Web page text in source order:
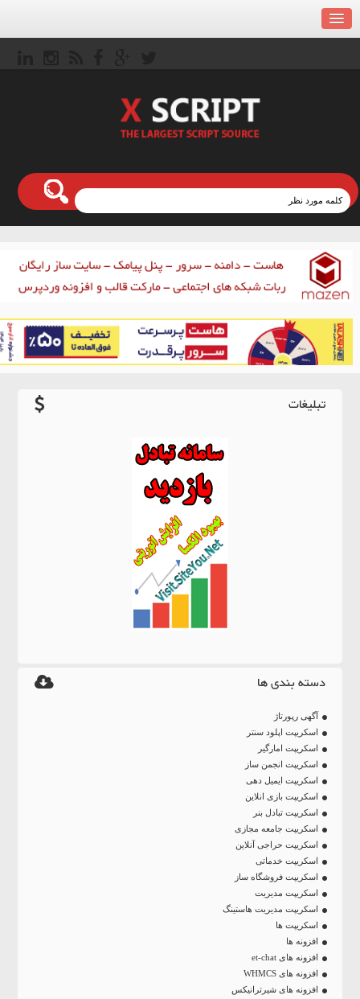
تبلیغات
دسته بندی ها
آگهی رپورتاژ
اسکریپت اپلود سنتر
اسکریپت امارگیر
اسکریپت انجمن ساز
اسکریپت ایمیل دهی
اسکریپت بازی انلاین
اسکریپت تبادل بنر
اسکریپت جامعه مجازی
اسکریپت حراجی آنلاین
اسکریپت خدماتی
اسکریپت فروشگاه ساز
اسکریپت مدیریت
اسکریپت مدیریت هاستینگ
اسکریپت ها
افزونه ها
افزونه های et-chat
افزونه های WHMCS
افزونه های شیرترانیکس